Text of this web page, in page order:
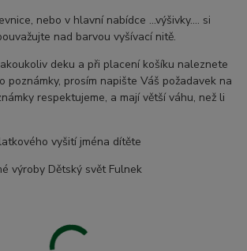
nebo v hlavní nabídce ...výšivky.... si
nad barvou vyšívací nitě.
deku a při placení košíku naleznete
poznámky, prosím napište Váš požadavek na
respektujeme, a mají větší váhu, než li
vyšití jména dítěte
výroby Dětský svět Fulnek